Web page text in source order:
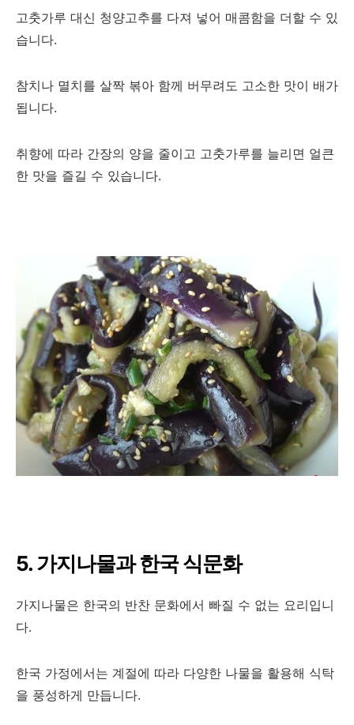
고춧가루 대신 청양고추를 다져 넣어 매콤함을 더할 수 있
습니다.
참치나 멸치를 살짝 볶아 함께 버무려도 고소한 맛이 배가
됩니다.
취향에 따라 간장의 양을 줄이고 고춧가루를 늘리면 얼큰
한 맛을 즐길 수 있습니다.
5. 가지나물과 한국 식문화
가지나물은 한국의 반찬 문화에서 빠질 수 없는 요리입니
다.
한국 가정에서는 계절에 따라 다양한 나물을 활용해 식탁
을 풍성하게 만듭니다.